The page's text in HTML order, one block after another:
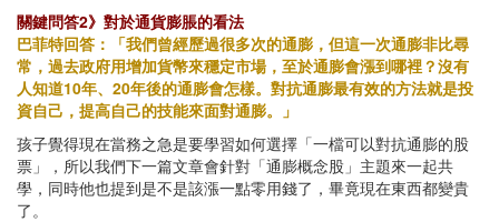
關鍵問答2》對於通貨膨脹的看法
巴菲特回答：「我們曾經歷過很多次的通膨，但這一次通膨非比尋
常，過去政府用增加貨幣來穩定市場，至於通膨會漲到哪裡？沒有
人知道10年、20年後的通膨會怎樣。對抗通膨最有效的方法就是投
資自己，提高自己的技能來面對通膨。」
孩子覺得現在當務之急是要學習如何選擇「一檔可以對抗通膨的股
票」，所以我們下一篇文章會針對「通膨概念股」主題來一起共
學，同時他也提到是不是該漲一點零用錢了，畢竟現在東西都變貴
了。